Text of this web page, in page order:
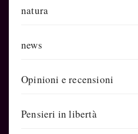
natura
news
Opinioni e recensioni
Pensieri in libertà